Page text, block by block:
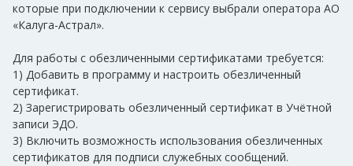
которые при подключении к сервису выбрали оператора АО
«Калуга-Астрал».
Для работы с обезличенными сертификатами требуется:
1) Добавить в программу и настроить обезличенный
сертификат.
2) Зарегистрировать обезличенный сертификат в Учётной
записи ЭДО.
3) Включить возможность использования обезличенных
сертификатов для подписи служебных сообщений.